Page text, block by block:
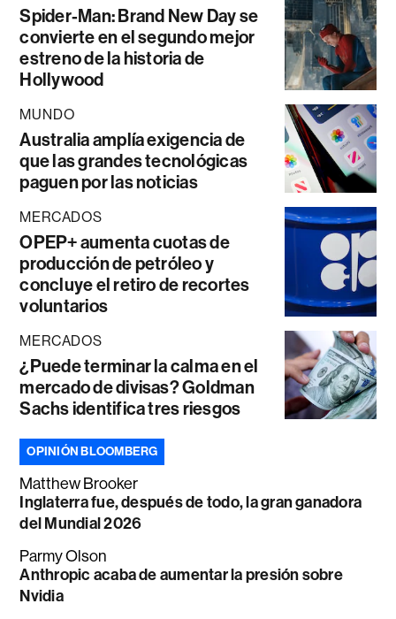
Spider-Man: Brand New Day se
convierte en el segundo mejor
estreno de la historia de
Hollywood
MUNDO
Australia amplía exigencia de
que las grandes tecnológicas
paguen por las noticias
MERCADOS
OPEP+ aumenta cuotas de
producción de petróleo y
concluye el retiro de recortes
voluntarios
MERCADOS
¿Puede terminar la calma en el
mercado de divisas? Goldman
Sachs identifica tres riesgos
OPINIÓN BLOOMBERG
Matthew Brooker
Inglaterra fue, después de todo, la gran ganadora
del Mundial 2026
Parmy Olson
Anthropic acaba de aumentar la presión sobre
Nvidia